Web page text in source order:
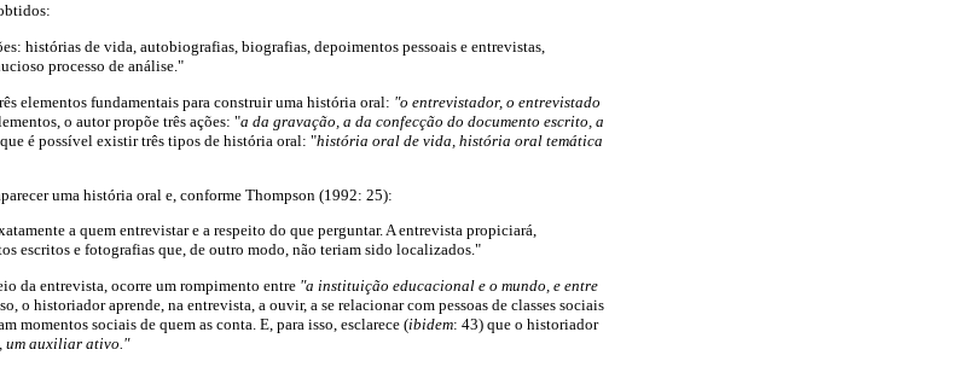
histórias de vida, autobiografias, biografias, depoimentos pessoais e entrevistas,
processo de análise."
elementos fundamentais para construir uma história oral: "o entrevistador, o entrevistado
o autor propõe três ações: "a da gravação, a da confecção do documento escrito, a
é possível existir três tipos de história oral: "história oral de vida, história oral temática
uma história oral e, conforme Thompson (1992: 25):
a quem entrevistar e a respeito do que perguntar. A entrevista propiciará,
escritos e fotografias que, de outro modo, não teriam sido localizados."
da entrevista, ocorre um rompimento entre "a instituição educacional e o mundo, e entre
o historiador aprende, na entrevista, a ouvir, a se relacionar com pessoas de classes sociais
momentos sociais de quem as conta. E, para isso, esclarece (ibidem: 43) que o historiador
um auxiliar ativo."